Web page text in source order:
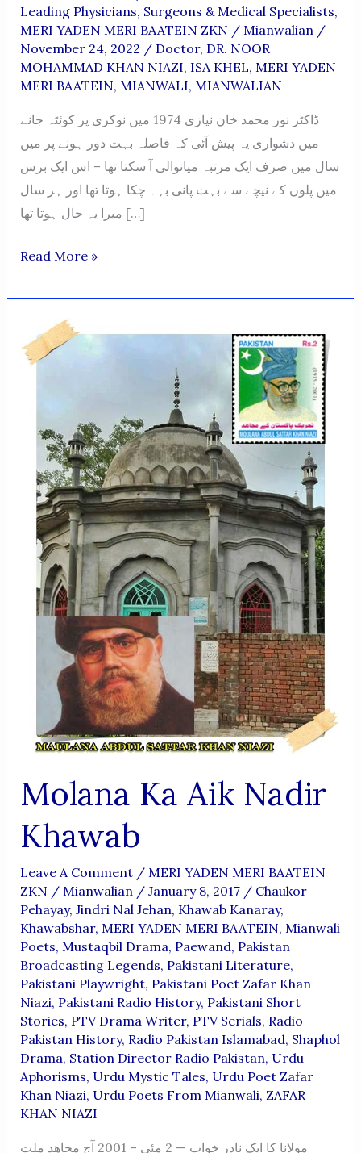
Leading Physicians, Surgeons & Medical Specialists,
MERI YADEN MERI BAATEIN ZKN / Mianwalian /
November 24, 2022 / Doctor, DR. NOOR
MOHAMMAD KHAN NIAZI, ISA KHEL, MERI YADEN
MERI BAATEIN, MIANWALI, MIANWALIAN
ڈاکٹر نور محمد خان نیازی 1974 میں نوکری پر کوئٹہ جانے
میں دشواری یہ پیش آئی کہ فاصلہ بہت دور ہونے پر میں
سال میں صرف ایک مرتبہ میانوالی آ سکتا تھا – اس ایک برس
میں پلوں کے نیچے سے بہت پانی بہہ چکا ہوتا تھا اور ہر سال
میرا یہ حال ہوتا تھا […]
DR.
MOHAMMAD
KHAN
NIAZI
Read More »
Molana Ka Aik Nadir
Khawab
Leave A Comment / MERI YADEN MERI BAATEIN
ZKN / Mianwalian / January 8, 2017 / Chaukor
Pehayay, Jindri Nal Jehan, Khawab Kanaray,
Khawabshar, MERI YADEN MERI BAATEIN, Mianwali
Poets, Mustaqbil Drama, Paewand, Pakistan
Broadcasting Legends, Pakistani Literature,
Pakistani Playwright, Pakistani Poet Zafar Khan
Niazi, Pakistani Radio History, Pakistani Short
Stories, PTV Drama Writer, PTV Serials, Radio
Pakistan History, Radio Pakistan Islamabad, Shaphol
Drama, Station Director Radio Pakistan, Urdu
Aphorisms, Urdu Mystic Tales, Urdu Poet Zafar
Khan Niazi, Urdu Poets From Mianwali, ZAFAR
KHAN NIAZI
مولانا کا ایک نادر خواب — 2 مئی – 2001 آج مجاهد ملت